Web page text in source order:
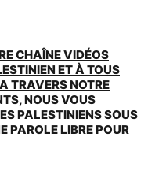
CHAÎNE VIDÉOS
ET À TOUS
TRAVERS NOTRE
NOUS VOUS
PALESTINIENS SOUS
PAROLE LIBRE POUR